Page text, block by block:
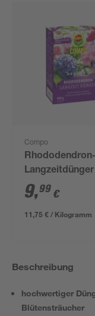
Compo
Rhododendron-
Langzeitdünger
9,99 €
11,75 € / Kilogramm
Beschreibung
hochwertiger
Blütensträucher